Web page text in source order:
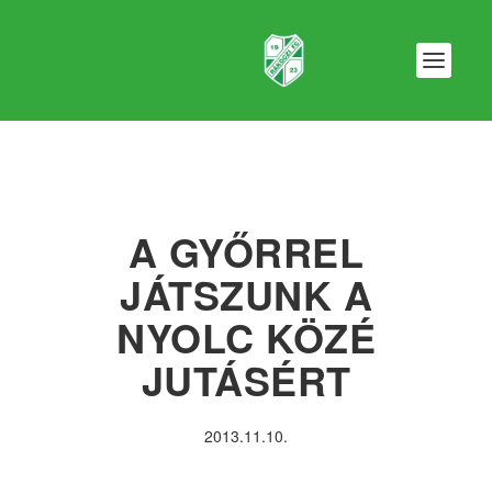
A GYŐRREL
JÁTSZUNK A
NYOLC KÖZÉ
JUTÁSÉRT
2013.11.10.